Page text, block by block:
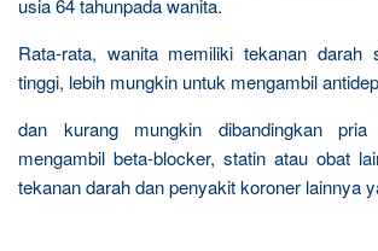
usia 64 tahunpada wanita.
Rata-rata, wanita memiliki tekanan darah
tinggi, lebih mungkin untuk mengambil
dan kurang mungkin dibandingkan
mengambil beta-blocker, statin atau obat
tekanan darah dan penyakit koroner lainnya